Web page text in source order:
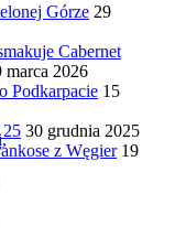
Górze 29
Cabernet
marca 2026
Podkarpacie 15
25 30 grudnia 2025
z Węgier 19